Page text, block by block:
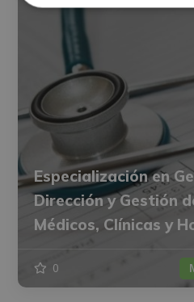
Especialización en
Dirección y Gestión
Médicos, Clínicas y
0